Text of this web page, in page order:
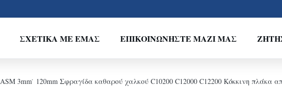
ΣΧΕΤΙΚΆ ΜΕ ΕΜΆΣ ΕΠΙΚΟΙΝΩΝΉΣΤΕ ΜΑΖΊ ΜΑΣ
ASM 3mm ̇ 120mm Σφραγίδα καθαρού χαλκού C10200 C12000 C12200 Κόκκινη πλάκα